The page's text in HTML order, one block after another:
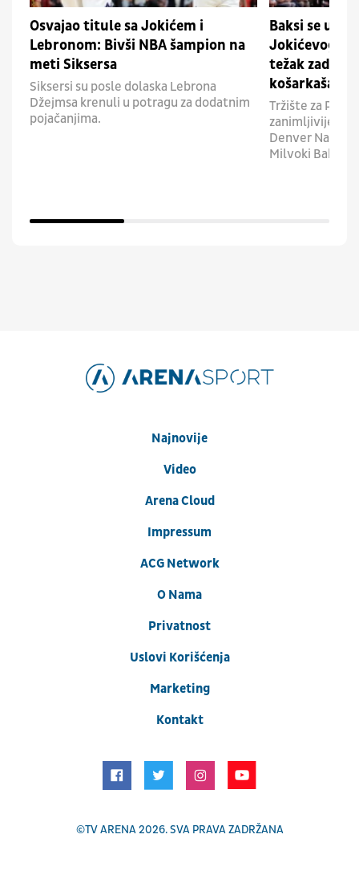
Osvajao titule sa Jokićem i
Lebronom: Bivši NBA šampion na
meti Siksersa
Siksersi su posle dolaska Lebrona
Džejmsa krenuli u potragu za dodatnim
pojačanjima.
Baksi se
Jokićevog
težak
košarkaša
Tržište za
zanimljivije, a
Denver
Milvoki Baksi.
Najnovije
Video
Arena Cloud
Impressum
ACG Network
O Nama
Privatnost
Uslovi Korišćenja
Marketing
Kontakt
©TV ARENA2026. SVA PRAVA ZADRŽANA